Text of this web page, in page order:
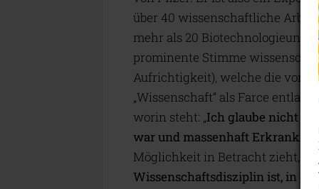
über 40 wissenschaftliche
mehr als 20
prominente Stimme
Aufrichtigkeit), welche die von
„Wissenschaft“ als Farce
worin steht: „Ich glaube nicht
war und massenhaft
Möglichkeit in Betracht zieht,
Wissenschaftsdisziplin ist, in